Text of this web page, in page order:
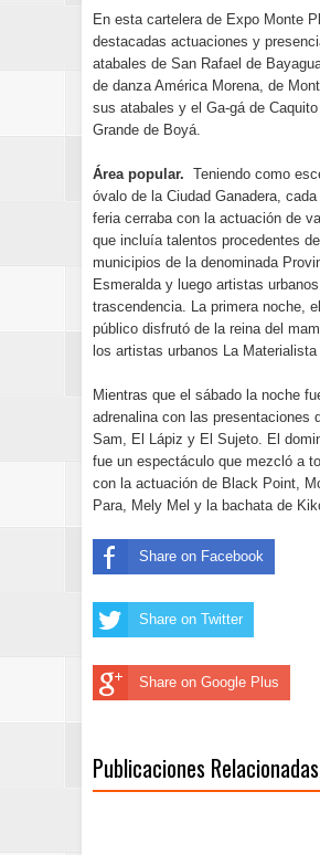
En esta cartelera de Expo Monte
destacadas actuaciones y
atabales de San Rafael de
de danza América Morena, de
sus atabales y el Ga-gá de
Grande de Boyá.
Área popular. Teniendo como
óvalo de la Ciudad Ganadera,
feria cerraba con la actuación de
que incluía talentos procedentes
municipios de la denominada
Esmeralda y luego artistas
trascendencia. La primera noche,
público disfrutó de la reina del
los artistas urbanos La
Mientras que el sábado la noche
adrenalina con las presentaciones
Sam, El Lápiz y El Sujeto. El
fue un espectáculo que mezcló a
con la actuación de Black Point,
Para, Mely Mel y la bachata de
Share on Facebook
Share on Twitter
Share on Google Plus
Publicaciones Relacionadas